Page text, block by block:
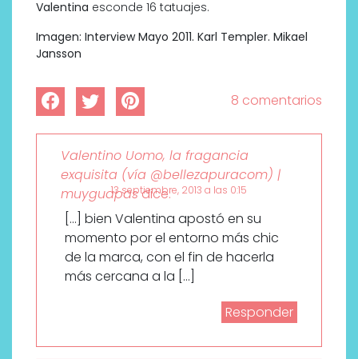
Valentina esconde 16 tatuajes.
Imagen: Interview Mayo 2011. Karl Templer. Mikael
Jansson
8 comentarios
Valentino Uomo, la fragancia
exquisita (vía @bellezapuracom) |
muyguapasdice:
13 septiembre, 2013 a las 0:15
[…] bien Valentina apostó en su
momento por el entorno más chic
de la marca, con el fin de hacerla
más cercana a la […]
Responder